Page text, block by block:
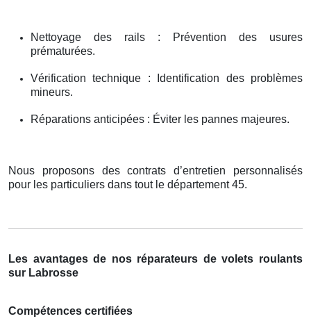
Nettoyage des rails : Prévention des usures
prématurées.
Vérification technique : Identification des problèmes
mineurs.
Réparations anticipées : Éviter les pannes majeures.
Nous proposons des contrats d’entretien personnalisés
pour les particuliers dans tout le département 45.
Les avantages de nos réparateurs de volets roulants
sur Labrosse
Compétences certifiées